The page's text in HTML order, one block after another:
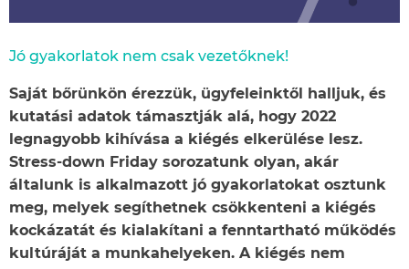
Jó gyakorlatok nem csak vezetőknek!
Saját bőrünkön érezzük, ügyfeleinktől halljuk, és
kutatási adatok támasztják alá, hogy 2022
legnagyobb kihívása a kiégés elkerülése lesz.
Stress-down Friday sorozatunk olyan, akár
általunk is alkalmazott jó gyakorlatokat osztunk
meg, melyek segíthetnek csökkenteni a kiégés
kockázatát és kialakítani a fenntartható működés
kultúráját a munkahelyeken. A kiégés nem